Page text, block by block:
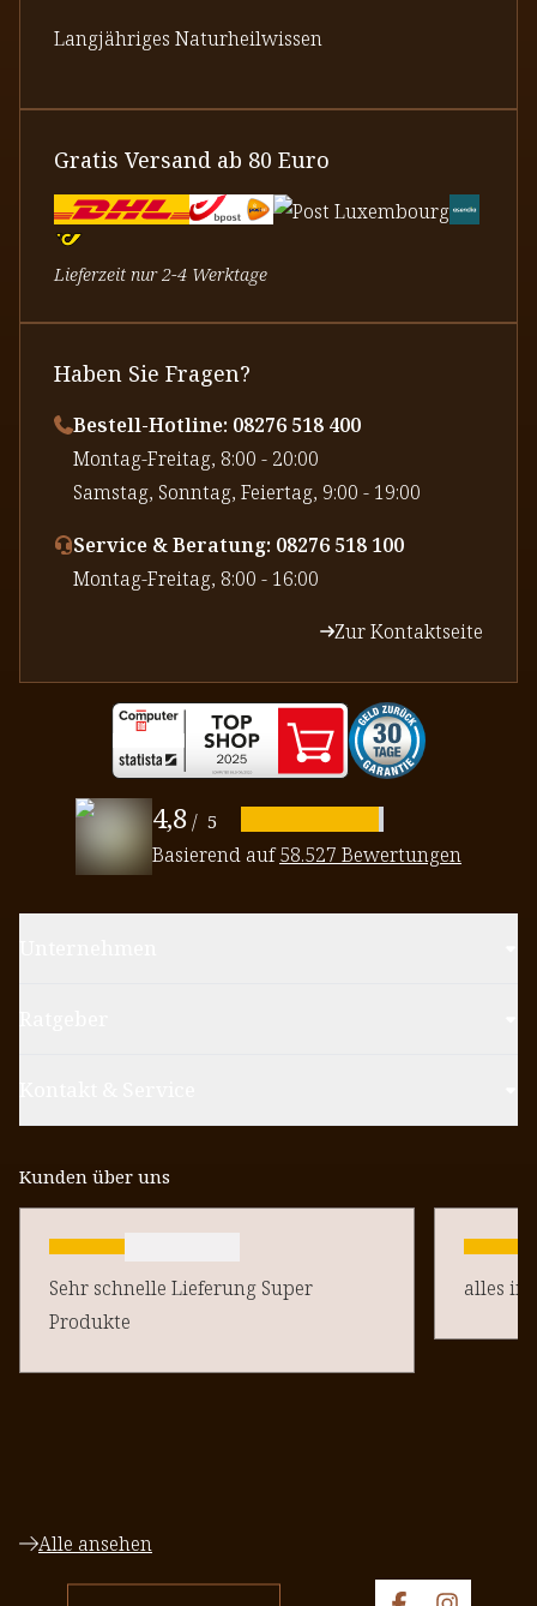
Langjähriges Naturheilwissen
Gratis Versand ab 80 Euro
Lieferzeit nur 2-4 Werktage
Haben Sie Fragen?
Bestell-Hotline: 08276 518 400
⁠Montag-Freitag, 8:00 - 20:00
⁠Samstag, Sonntag, Feiertag, 9:00 - 19:00
Service & Beratung: 08276 518 100
⁠Montag-Freitag, 8:00 - 16:00
Zur Kontaktseite
4,8/ 5
Basierend auf58.527 Bewertungen
Kunden über uns
Sehr schnelle Lieferung Super
Produkte
alles in
Alle ansehen